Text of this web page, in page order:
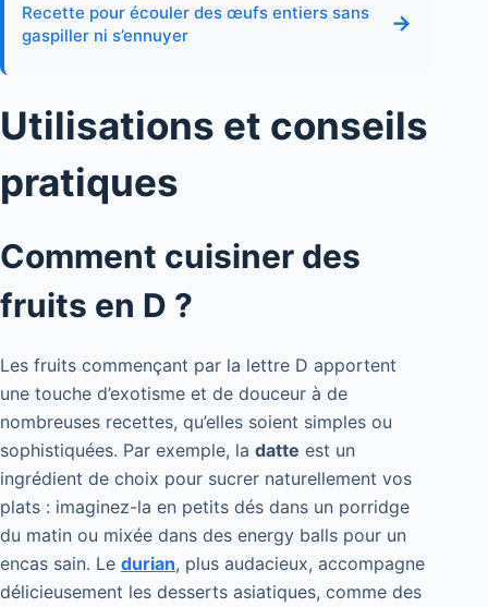
Recette pour écouler des œufs entiers sans
gaspiller ni s’ennuyer
→
Utilisations et conseils
pratiques
Comment cuisiner des
fruits en D ?
Les fruits commençant par la lettre D apportent
une touche d’exotisme et de douceur à de
nombreuses recettes, qu’elles soient simples ou
sophistiquées. Par exemple, la datte est un
ingrédient de choix pour sucrer naturellement vos
plats : imaginez-la en petits dés dans un porridge
du matin ou mixée dans des energy balls pour un
encas sain. Le durian, plus audacieux, accompagne
délicieusement les desserts asiatiques, comme des